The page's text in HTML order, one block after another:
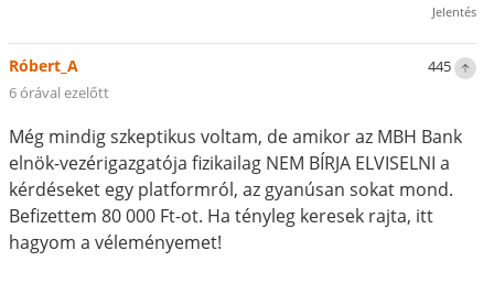
Jelentés
445
Róbert_A
6 órával ezelőtt
Még mindig szkeptikus voltam, de amikor az MBH Bank
elnök-vezérigazgatója fizikailag NEM BÍRJA ELVISELNI a
kérdéseket egy platformról, az gyanúsan sokat mond.
Befizettem 80 000 Ft-ot. Ha tényleg keresek rajta, itt
hagyom a véleményemet!